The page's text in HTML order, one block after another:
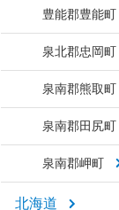
豊能郡豊能町
泉北郡忠岡町
泉南郡熊取町
泉南郡田尻町
泉南郡岬町
北海道